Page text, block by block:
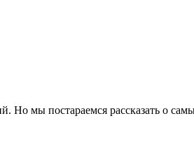
Но мы постараемся рассказать о